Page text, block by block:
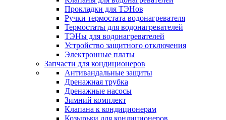
Прокладки для ТЭНов
Ручки термостата водонагревателя
Термостаты для водонагревателей
ТЭНы для водонагревателей
Устройство защитного отключения
Электронные платы
Запчасти для кондиционеров
Антивандальные защиты
Дренажная трубка
Дренажные насосы
Зимний комплект
Клапана к кондиционерам
Козырьки для кондиционеров